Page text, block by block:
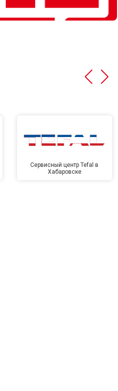
Сервисный центр Tefal в
Хабаровске